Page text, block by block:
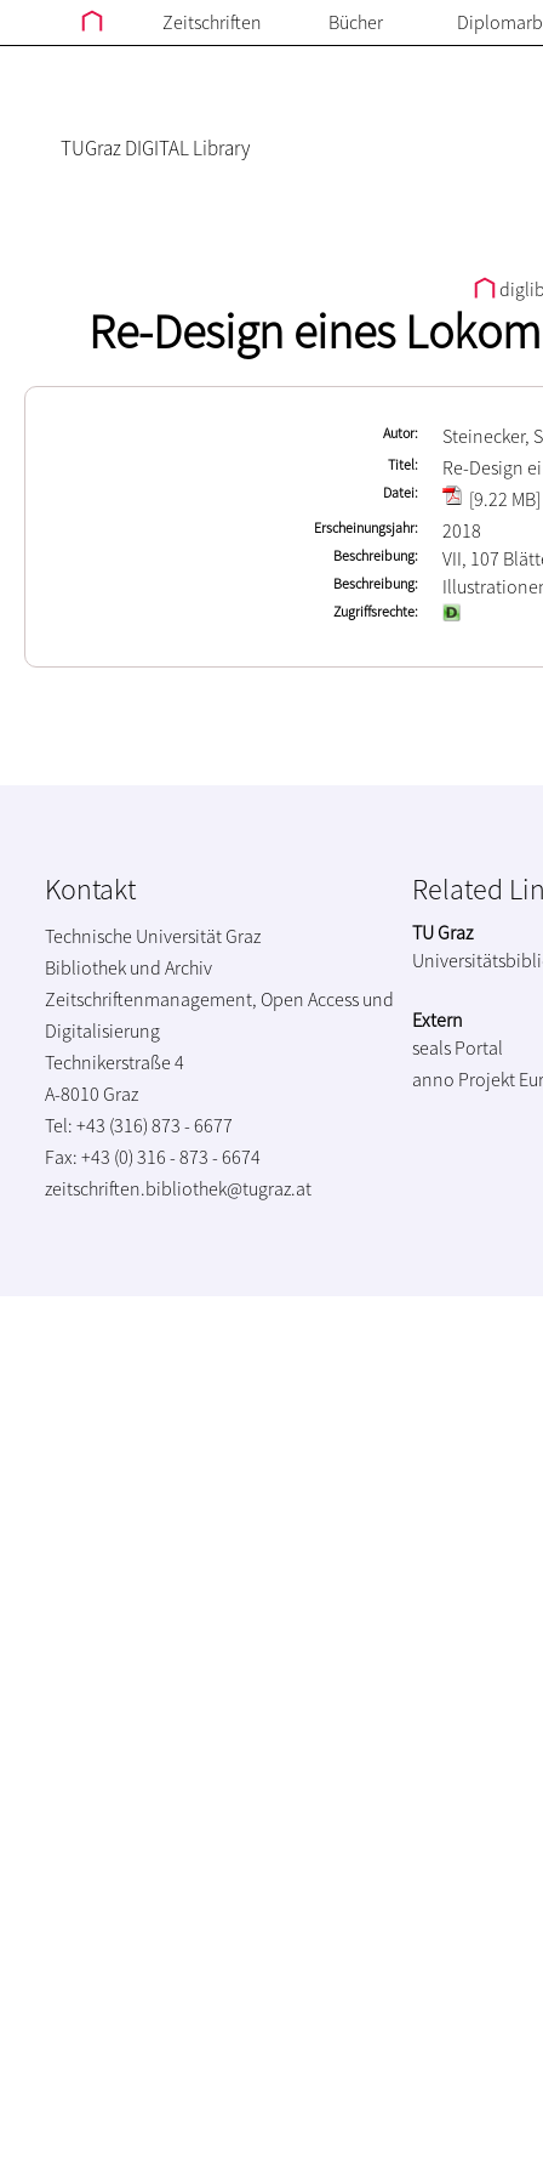
Zeitschriften Bücher
TUGraz DIGITAL Library
Re-Design eines
Autor Steinecker,
Titel Re-Design
Datei [9.22 MB]
Erscheinungsjahr 2018
Beschreibung VII, 107
Beschreibung
Zugriffsrechte
Kontakt
Technische Universität Graz
Bibliothek und Archiv
Zeitschriftenmanagement, Open Access und
Digitalisierung
Technikerstraße 4
A-8010 Graz
Tel: +43 (316) 873 - 6677
Fax: +43 (0) 316 - 873 - 6674
zeitschriften.bibliothek@tugraz.at
Related
TU Graz
Extern
seals Portal
anno Projekt